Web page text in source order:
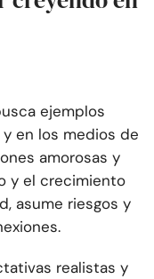
ejemplos
en los medios de
amorosas y
y el crecimiento
asume riesgos y
realistas y